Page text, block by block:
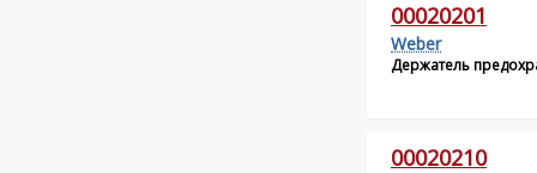
00020201
Weber
Держатель
00020210